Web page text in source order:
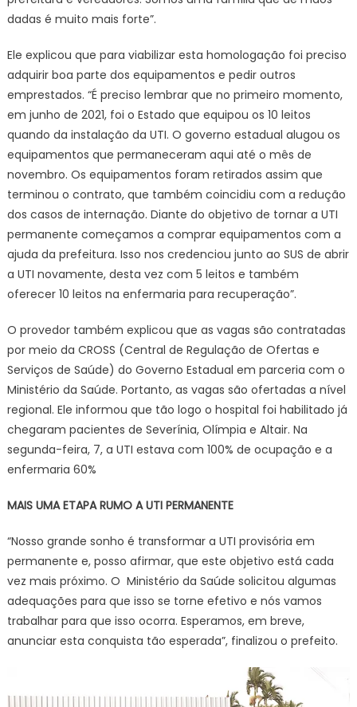
dadas é muito mais forte”.
Ele explicou que para viabilizar esta homologação foi preciso
adquirir boa parte dos equipamentos e pedir outros
emprestados. “É preciso lembrar que no primeiro momento,
em junho de 2021, foi o Estado que equipou os 10 leitos
quando da instalação da UTI. O governo estadual alugou os
equipamentos que permaneceram aqui até o mês de
novembro. Os equipamentos foram retirados assim que
terminou o contrato, que também coincidiu com a redução
dos casos de internação. Diante do objetivo de tornar a UTI
permanente começamos a comprar equipamentos com a
ajuda da prefeitura. Isso nos credenciou junto ao SUS de abrir
a UTI novamente, desta vez com 5 leitos e também
oferecer 10 leitos na enfermaria para recuperação”.
O provedor também explicou que as vagas são contratadas
por meio da CROSS (Central de Regulação de Ofertas e
Serviços de Saúde) do Governo Estadual em parceria com o
Ministério da Saúde. Portanto, as vagas são ofertadas a nível
regional. Ele informou que tão logo o hospital foi habilitado já
chegaram pacientes de Severínia, Olímpia e Altair. Na
segunda-feira, 7, a UTI estava com 100% de ocupação e a
enfermaria 60%
MAIS UMA ETAPA RUMO A UTI PERMANENTE
“Nosso grande sonho é transformar a UTI provisória em
permanente e, posso afirmar, que este objetivo está cada
vez mais próximo. O Ministério da Saúde solicitou algumas
adequações para que isso se torne efetivo e nós vamos
trabalhar para que isso ocorra. Esperamos, em breve,
anunciar esta conquista tão esperada”, finalizou o prefeito.